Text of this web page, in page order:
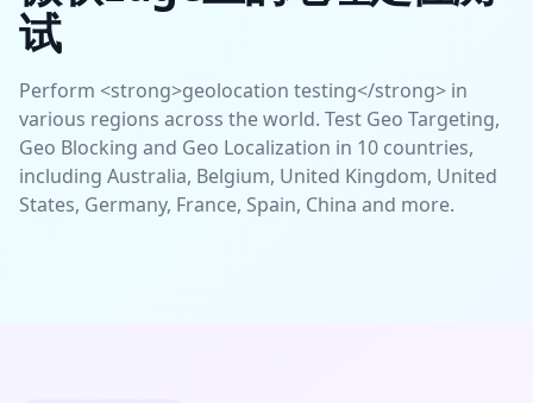
试
Perform <strong>geolocation testing</strong> in
various regions across the world. Test Geo Targeting,
Geo Blocking and Geo Localization in 10 countries,
including Australia, Belgium, United Kingdom, United
States, Germany, France, Spain, China and more.